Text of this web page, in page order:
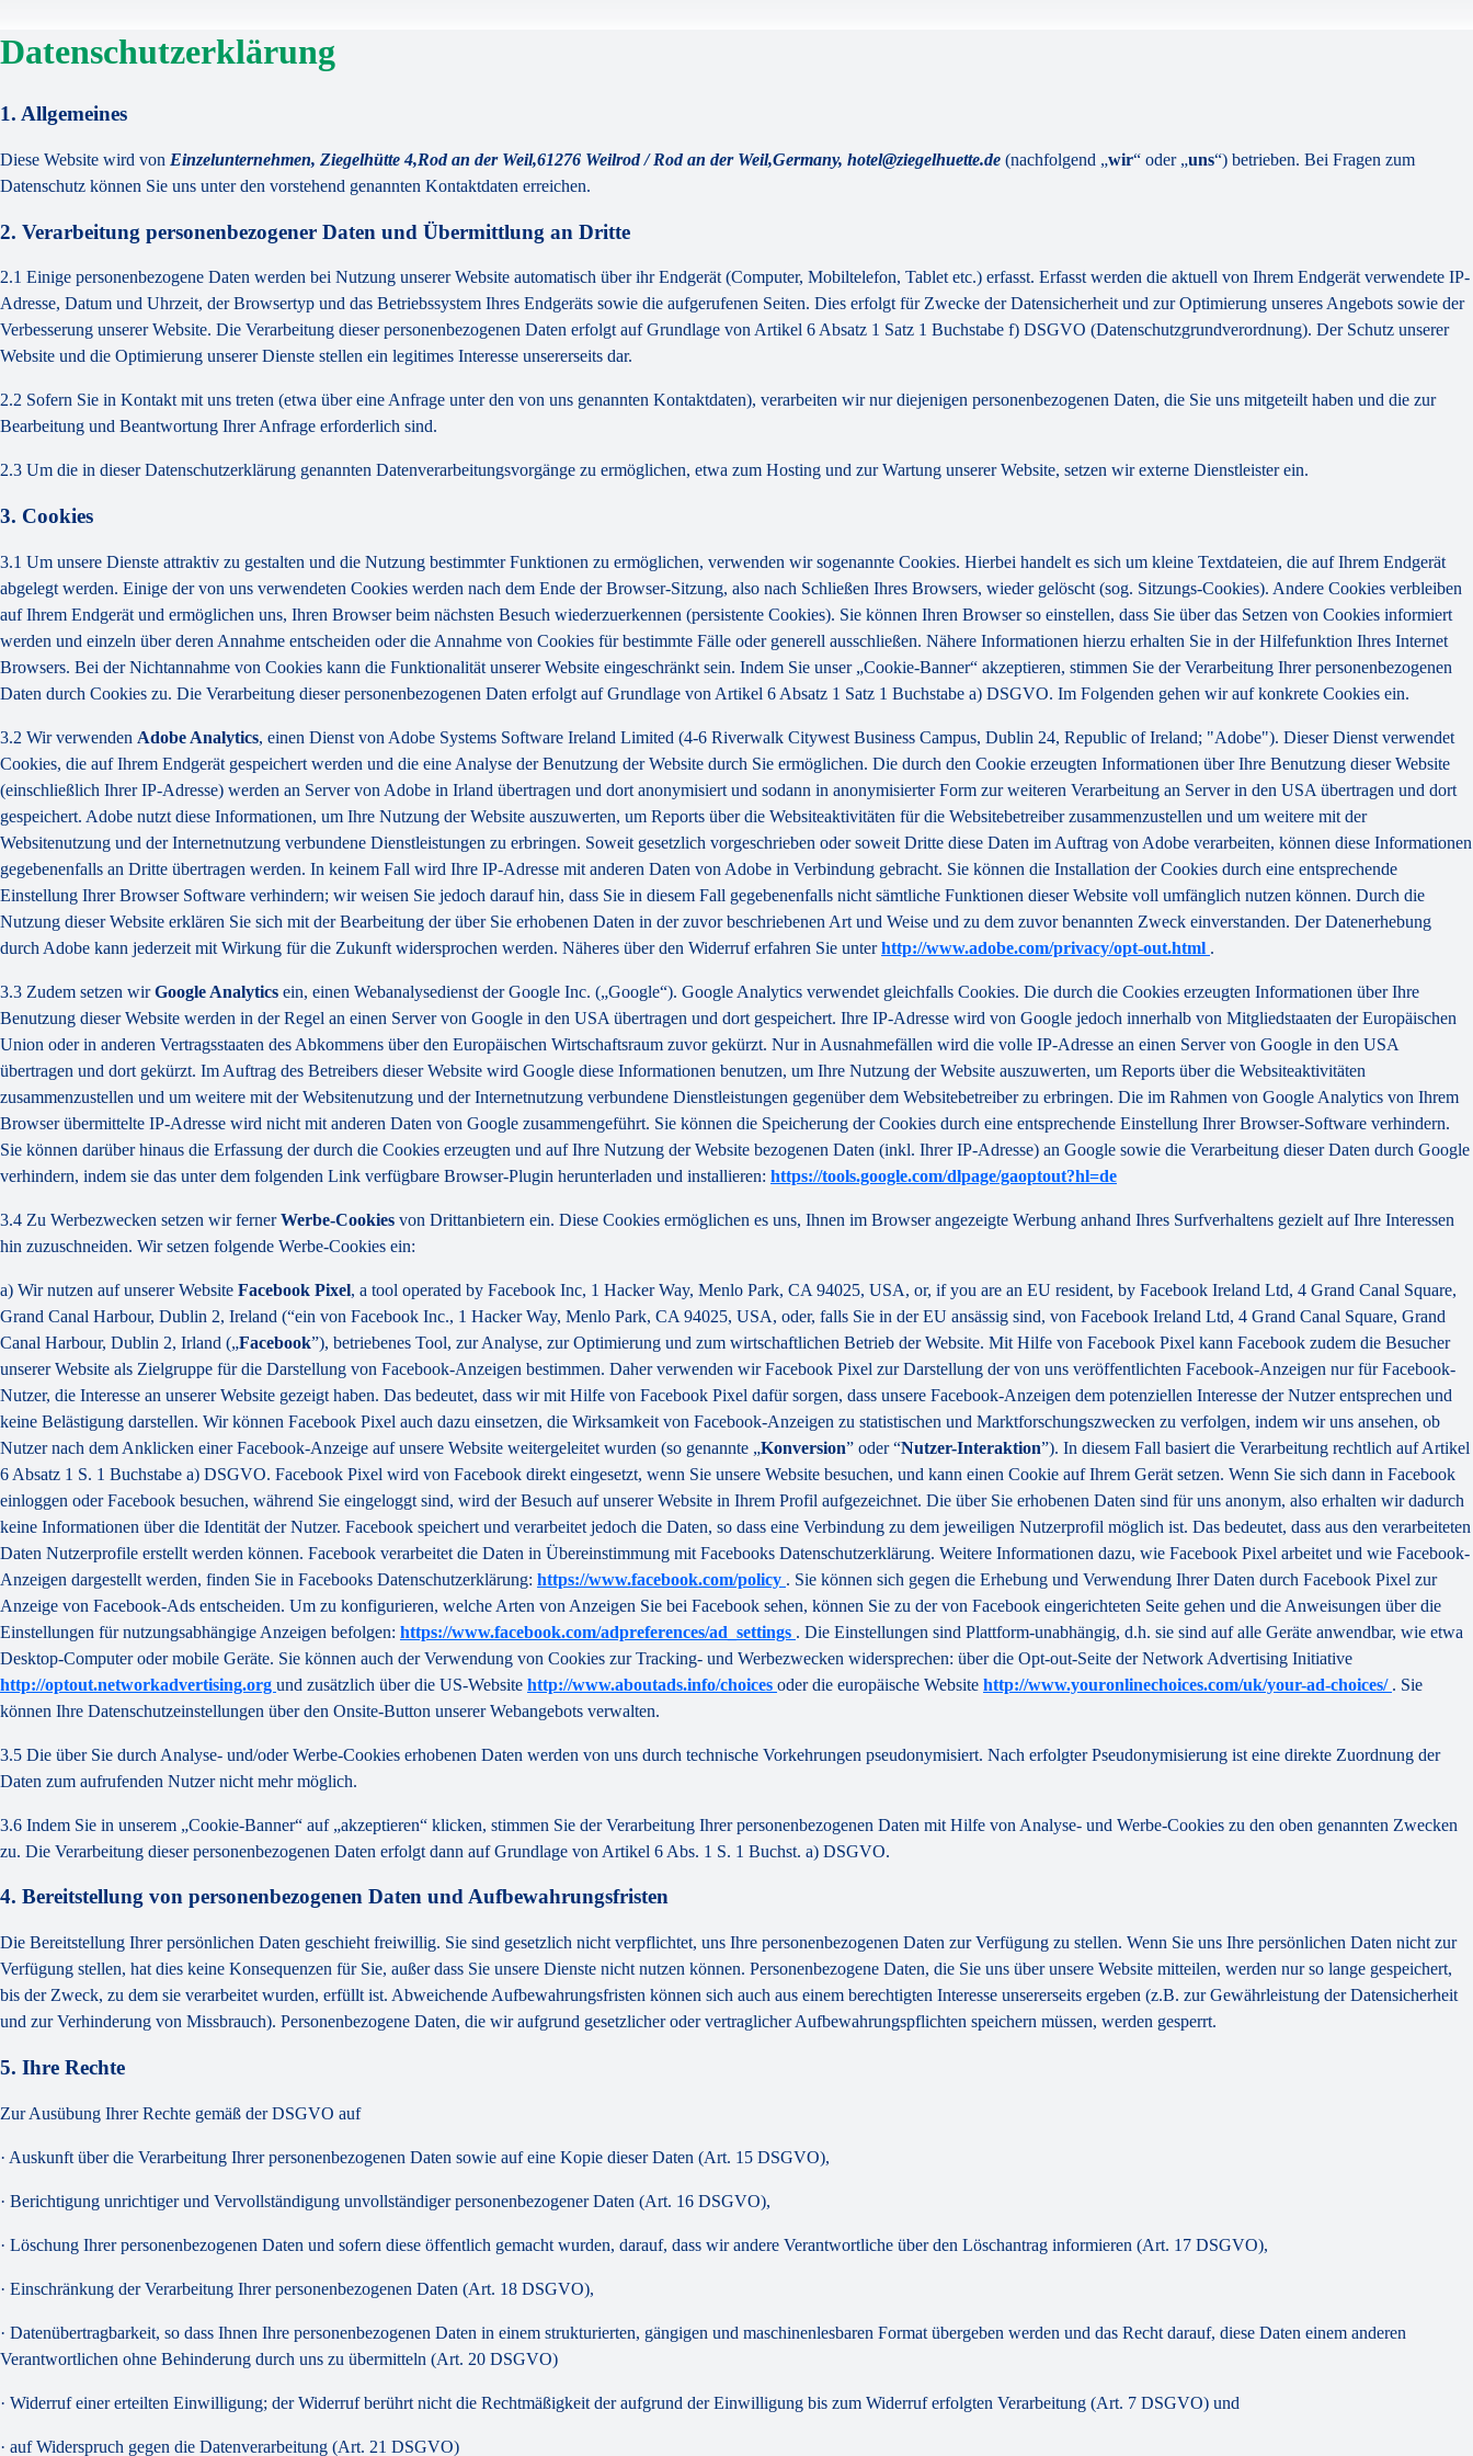
Datenschutzerklärung
1. Allgemeines
Diese Website wird von Einzelunternehmen, Ziegelhütte 4,Rod an der Weil,61276 Weilrod / Rod an der Weil,Germany, hotel@ziegelhuette.de (nachfolgend „wir“ oder „uns“) betrieben. Bei Fragen zum
Datenschutz können Sie uns unter den vorstehend genannten Kontaktdaten erreichen.
2. Verarbeitung personenbezogener Daten und Übermittlung an Dritte
2.1 Einige personenbezogene Daten werden bei Nutzung unserer Website automatisch über ihr Endgerät (Computer, Mobiltelefon, Tablet etc.) erfasst. Erfasst werden die aktuell von Ihrem Endgerät verwendete IP-
Adresse, Datum und Uhrzeit, der Browsertyp und das Betriebssystem Ihres Endgeräts sowie die aufgerufenen Seiten. Dies erfolgt für Zwecke der Datensicherheit und zur Optimierung unseres Angebots sowie der
Verbesserung unserer Website. Die Verarbeitung dieser personenbezogenen Daten erfolgt auf Grundlage von Artikel 6 Absatz 1 Satz 1 Buchstabe f) DSGVO (Datenschutzgrundverordnung). Der Schutz unserer
Website und die Optimierung unserer Dienste stellen ein legitimes Interesse unsererseits dar.
2.2 Sofern Sie in Kontakt mit uns treten (etwa über eine Anfrage unter den von uns genannten Kontaktdaten), verarbeiten wir nur diejenigen personenbezogenen Daten, die Sie uns mitgeteilt haben und die zur
Bearbeitung und Beantwortung Ihrer Anfrage erforderlich sind.
2.3 Um die in dieser Datenschutzerklärung genannten Datenverarbeitungsvorgänge zu ermöglichen, etwa zum Hosting und zur Wartung unserer Website, setzen wir externe Dienstleister ein.
3. Cookies
3.1 Um unsere Dienste attraktiv zu gestalten und die Nutzung bestimmter Funktionen zu ermöglichen, verwenden wir sogenannte Cookies. Hierbei handelt es sich um kleine Textdateien, die auf Ihrem Endgerät
abgelegt werden. Einige der von uns verwendeten Cookies werden nach dem Ende der Browser-Sitzung, also nach Schließen Ihres Browsers, wieder gelöscht (sog. Sitzungs-Cookies). Andere Cookies verbleiben
auf Ihrem Endgerät und ermöglichen uns, Ihren Browser beim nächsten Besuch wiederzuerkennen (persistente Cookies). Sie können Ihren Browser so einstellen, dass Sie über das Setzen von Cookies informiert
werden und einzeln über deren Annahme entscheiden oder die Annahme von Cookies für bestimmte Fälle oder generell ausschließen. Nähere Informationen hierzu erhalten Sie in der Hilfefunktion Ihres Internet
Browsers. Bei der Nichtannahme von Cookies kann die Funktionalität unserer Website eingeschränkt sein. Indem Sie unser „Cookie-Banner“ akzeptieren, stimmen Sie der Verarbeitung Ihrer personenbezogenen
Daten durch Cookies zu. Die Verarbeitung dieser personenbezogenen Daten erfolgt auf Grundlage von Artikel 6 Absatz 1 Satz 1 Buchstabe a) DSGVO. Im Folgenden gehen wir auf konkrete Cookies ein.
3.2 Wir verwenden Adobe Analytics, einen Dienst von Adobe Systems Software Ireland Limited (4-6 Riverwalk Citywest Business Campus, Dublin 24, Republic of Ireland; "Adobe"). Dieser Dienst verwendet
Cookies, die auf Ihrem Endgerät gespeichert werden und die eine Analyse der Benutzung der Website durch Sie ermöglichen. Die durch den Cookie erzeugten Informationen über Ihre Benutzung dieser Website
(einschließlich Ihrer IP-Adresse) werden an Server von Adobe in Irland übertragen und dort anonymisiert und sodann in anonymisierter Form zur weiteren Verarbeitung an Server in den USA übertragen und dort
gespeichert. Adobe nutzt diese Informationen, um Ihre Nutzung der Website auszuwerten, um Reports über die Websiteaktivitäten für die Websitebetreiber zusammenzustellen und um weitere mit der
Websitenutzung und der Internetnutzung verbundene Dienstleistungen zu erbringen. Soweit gesetzlich vorgeschrieben oder soweit Dritte diese Daten im Auftrag von Adobe verarbeiten, können diese Informationen
gegebenenfalls an Dritte übertragen werden. In keinem Fall wird Ihre IP-Adresse mit anderen Daten von Adobe in Verbindung gebracht. Sie können die Installation der Cookies durch eine entsprechende
Einstellung Ihrer Browser Software verhindern; wir weisen Sie jedoch darauf hin, dass Sie in diesem Fall gegebenenfalls nicht sämtliche Funktionen dieser Website voll umfänglich nutzen können. Durch die
Nutzung dieser Website erklären Sie sich mit der Bearbeitung der über Sie erhobenen Daten in der zuvor beschriebenen Art und Weise und zu dem zuvor benannten Zweck einverstanden. Der Datenerhebung
durch Adobe kann jederzeit mit Wirkung für die Zukunft widersprochen werden. Näheres über den Widerruf erfahren Sie unterhttp://www.adobe.com/privacy/opt-out.html .
3.3 Zudem setzen wirGoogle Analytics ein, einen Webanalysedienst der Google Inc. („Google“). Google Analytics verwendet gleichfalls Cookies. Die durch die Cookies erzeugten Informationen über Ihre
Benutzung dieser Website werden in der Regel an einen Server von Google in den USA übertragen und dort gespeichert. Ihre IP-Adresse wird von Google jedoch innerhalb von Mitgliedstaaten der Europäischen
Union oder in anderen Vertragsstaaten des Abkommens über den Europäischen Wirtschaftsraum zuvor gekürzt. Nur in Ausnahmefällen wird die volle IP-Adresse an einen Server von Google in den USA
übertragen und dort gekürzt. Im Auftrag des Betreibers dieser Website wird Google diese Informationen benutzen, um Ihre Nutzung der Website auszuwerten, um Reports über die Websiteaktivitäten
zusammenzustellen und um weitere mit der Websitenutzung und der Internetnutzung verbundene Dienstleistungen gegenüber dem Websitebetreiber zu erbringen. Die im Rahmen von Google Analytics von Ihrem
Browser übermittelte IP-Adresse wird nicht mit anderen Daten von Google zusammengeführt. Sie können die Speicherung der Cookies durch eine entsprechende Einstellung Ihrer Browser-Software verhindern.
Sie können darüber hinaus die Erfassung der durch die Cookies erzeugten und auf Ihre Nutzung der Website bezogenen Daten (inkl. Ihrer IP-Adresse) an Google sowie die Verarbeitung dieser Daten durch Google
verhindern, indem sie das unter dem folgenden Link verfügbare Browser-Plugin herunterladen und installieren: https://tools.google.com/dlpage/gaoptout?hl=de
3.4 Zu Werbezwecken setzen wir fernerWerbe-Cookies von Drittanbietern ein. Diese Cookies ermöglichen es uns, Ihnen im Browser angezeigte Werbung anhand Ihres Surfverhaltens gezielt auf Ihre Interessen
hin zuzuschneiden. Wir setzen folgende Werbe-Cookies ein:
a) Wir nutzen auf unserer Website Facebook Pixel, a tool operated by Facebook Inc, 1 Hacker Way, Menlo Park, CA 94025, USA, or, if you are an EU resident, by Facebook Ireland Ltd, 4 Grand Canal Square,
Grand Canal Harbour, Dublin 2, Ireland (“ein von Facebook Inc., 1 Hacker Way, Menlo Park, CA 94025, USA, oder, falls Sie in der EU ansässig sind, von Facebook Ireland Ltd, 4 Grand Canal Square, Grand
Canal Harbour, Dublin 2, Irland („Facebook”), betriebenes Tool, zur Analyse, zur Optimierung und zum wirtschaftlichen Betrieb der Website. Mit Hilfe von Facebook Pixel kann Facebook zudem die Besucher
unserer Website als Zielgruppe für die Darstellung von Facebook-Anzeigen bestimmen. Daher verwenden wir Facebook Pixel zur Darstellung der von uns veröffentlichten Facebook-Anzeigen nur für Facebook-
Nutzer, die Interesse an unserer Website gezeigt haben. Das bedeutet, dass wir mit Hilfe von Facebook Pixel dafür sorgen, dass unsere Facebook-Anzeigen dem potenziellen Interesse der Nutzer entsprechen und
keine Belästigung darstellen. Wir können Facebook Pixel auch dazu einsetzen, die Wirksamkeit von Facebook-Anzeigen zu statistischen und Marktforschungszwecken zu verfolgen, indem wir uns ansehen, ob
Nutzer nach dem Anklicken einer Facebook-Anzeige auf unsere Website weitergeleitet wurden (so genannte „Konversion” oder “Nutzer-Interaktion”). In diesem Fall basiert die Verarbeitung rechtlich auf Artikel
6 Absatz 1 S. 1 Buchstabe a) DSGVO. Facebook Pixel wird von Facebook direkt eingesetzt, wenn Sie unsere Website besuchen, und kann einen Cookie auf Ihrem Gerät setzen. Wenn Sie sich dann in Facebook
einloggen oder Facebook besuchen, während Sie eingeloggt sind, wird der Besuch auf unserer Website in Ihrem Profil aufgezeichnet. Die über Sie erhobenen Daten sind für uns anonym, also erhalten wir dadurch
keine Informationen über die Identität der Nutzer. Facebook speichert und verarbeitet jedoch die Daten, so dass eine Verbindung zu dem jeweiligen Nutzerprofil möglich ist. Das bedeutet, dass aus den verarbeiteten
Daten Nutzerprofile erstellt werden können. Facebook verarbeitet die Daten in Übereinstimmung mit Facebooks Datenschutzerklärung. Weitere Informationen dazu, wie Facebook Pixel arbeitet und wie Facebook-
Anzeigen dargestellt werden, finden Sie in Facebooks Datenschutzerklärung: https://www.facebook.com/policy . Sie können sich gegen die Erhebung und Verwendung Ihrer Daten durch Facebook Pixel zur
Anzeige von Facebook-Ads entscheiden. Um zu konfigurieren, welche Arten von Anzeigen Sie bei Facebook sehen, können Sie zu der von Facebook eingerichteten Seite gehen und die Anweisungen über die
Einstellungen für nutzungsabhängige Anzeigen befolgen: https://www.facebook.com/adpreferences/ad_settings . Die Einstellungen sind Plattform-unabhängig, d.h. sie sind auf alle Geräte anwendbar, wie etwa
Desktop-Computer oder mobile Geräte. Sie können auch der Verwendung von Cookies zur Tracking- und Werbezwecken widersprechen: über die Opt-out-Seite der Network Advertising Initiative
http://optout.networkadvertising.org und zusätzlich über die US-Website http://www.aboutads.info/choices oder die europäische Website http://www.youronlinechoices.com/uk/your-ad-choices/ . Sie
können Ihre Datenschutzeinstellungen über den Onsite-Button unserer Webangebots verwalten.
3.5 Die über Sie durch Analyse- und/oder Werbe-Cookies erhobenen Daten werden von uns durch technische Vorkehrungen pseudonymisiert. Nach erfolgter Pseudonymisierung ist eine direkte Zuordnung der
Daten zum aufrufenden Nutzer nicht mehr möglich.
3.6 Indem Sie in unserem „Cookie-Banner“ auf „akzeptieren“ klicken, stimmen Sie der Verarbeitung Ihrer personenbezogenen Daten mit Hilfe von Analyse- und Werbe-Cookies zu den oben genannten Zwecken
zu. Die Verarbeitung dieser personenbezogenen Daten erfolgt dann auf Grundlage von Artikel 6 Abs. 1 S. 1 Buchst. a) DSGVO.
4. Bereitstellung von personenbezogenen Daten und Aufbewahrungsfristen
Die Bereitstellung Ihrer persönlichen Daten geschieht freiwillig. Sie sind gesetzlich nicht verpflichtet, uns Ihre personenbezogenen Daten zur Verfügung zu stellen. Wenn Sie uns Ihre persönlichen Daten nicht zur
Verfügung stellen, hat dies keine Konsequenzen für Sie, außer dass Sie unsere Dienste nicht nutzen können. Personenbezogene Daten, die Sie uns über unsere Website mitteilen, werden nur so lange gespeichert,
bis der Zweck, zu dem sie verarbeitet wurden, erfüllt ist. Abweichende Aufbewahrungsfristen können sich auch aus einem berechtigten Interesse unsererseits ergeben (z.B. zur Gewährleistung der Datensicherheit
und zur Verhinderung von Missbrauch). Personenbezogene Daten, die wir aufgrund gesetzlicher oder vertraglicher Aufbewahrungspflichten speichern müssen, werden gesperrt.
5. Ihre Rechte
Zur Ausübung Ihrer Rechte gemäß der DSGVO auf
· Auskunft über die Verarbeitung Ihrer personenbezogenen Daten sowie auf eine Kopie dieser Daten (Art. 15 DSGVO),
· Berichtigung unrichtiger und Vervollständigung unvollständiger personenbezogener Daten (Art. 16 DSGVO),
· Löschung Ihrer personenbezogenen Daten und sofern diese öffentlich gemacht wurden, darauf, dass wir andere Verantwortliche über den Löschantrag informieren (Art. 17 DSGVO),
· Einschränkung der Verarbeitung Ihrer personenbezogenen Daten (Art. 18 DSGVO),
· Datenübertragbarkeit, so dass Ihnen Ihre personenbezogenen Daten in einem strukturierten, gängigen und maschinenlesbaren Format übergeben werden und das Recht darauf, diese Daten einem anderen
Verantwortlichen ohne Behinderung durch uns zu übermitteln (Art. 20 DSGVO)
· Widerruf einer erteilten Einwilligung; der Widerruf berührt nicht die Rechtmäßigkeit der aufgrund der Einwilligung bis zum Widerruf erfolgten Verarbeitung (Art. 7 DSGVO) und
· auf Widerspruch gegen die Datenverarbeitung (Art. 21 DSGVO)